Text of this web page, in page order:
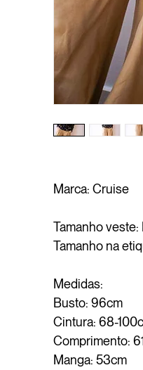
Marca: Cruise
Tamanho veste:
Tamanho na
Medidas:
Busto: 96cm
Cintura: 68-
Comprimento:
Manga: 53cm